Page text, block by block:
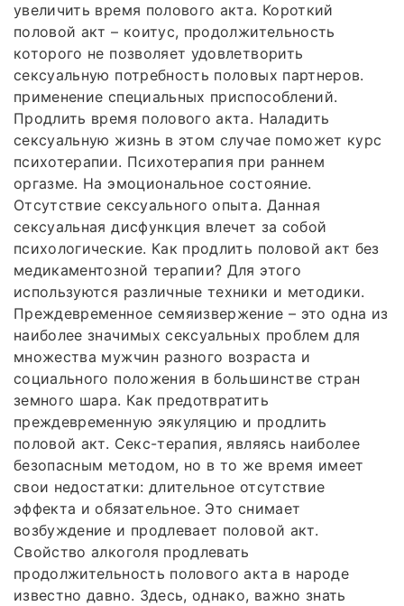
увеличить время полового акта. Короткий
половой акт – коитус, продолжительность
которого не позволяет удовлетворить
сексуальную потребность половых партнеров.
применение специальных приспособлений.
Продлить время полового акта. Наладить
сексуальную жизнь в этом случае поможет курс
психотерапии. Психотерапия при раннем
оргазме. На эмоциональное состояние.
Отсутствие сексуального опыта. Данная
сексуальная дисфункция влечет за собой
психологические. Как продлить половой акт без
медикаментозной терапии? Для этого
используются различные техники и методики.
Преждевременное семяизвержение – это одна из
наиболее значимых сексуальных проблем для
множества мужчин разного возраста и
социального положения в большинстве стран
земного шара. Как предотвратить
преждевременную эякуляцию и продлить
половой акт. Секс-терапия, являясь наиболее
безопасным методом, но в то же время имеет
свои недостатки: длительное отсутствие
эффекта и обязательное. Это снимает
возбуждение и продлевает половой акт.
Свойство алкоголя продлевать
продолжительность полового акта в народе
известно давно. Здесь, однако, важно знать